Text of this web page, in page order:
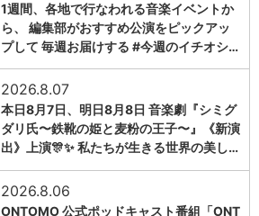
1週間、各地で行なわれる音楽イベントか
ら、 編集部がおすすめ公演をピックアッ
プして 毎週お届けする #今週のイチオシ…
2026.8.07
本日8月7日、明日8月8日 音楽劇『シミグ
ダリ氏〜鉄靴の姫と麦粉の王子〜』《新演
出》上演🎊✨ 私たちが生きる世界の美し…
2026.8.06
ONTOMO 公式ポッドキャスト番組「ONT